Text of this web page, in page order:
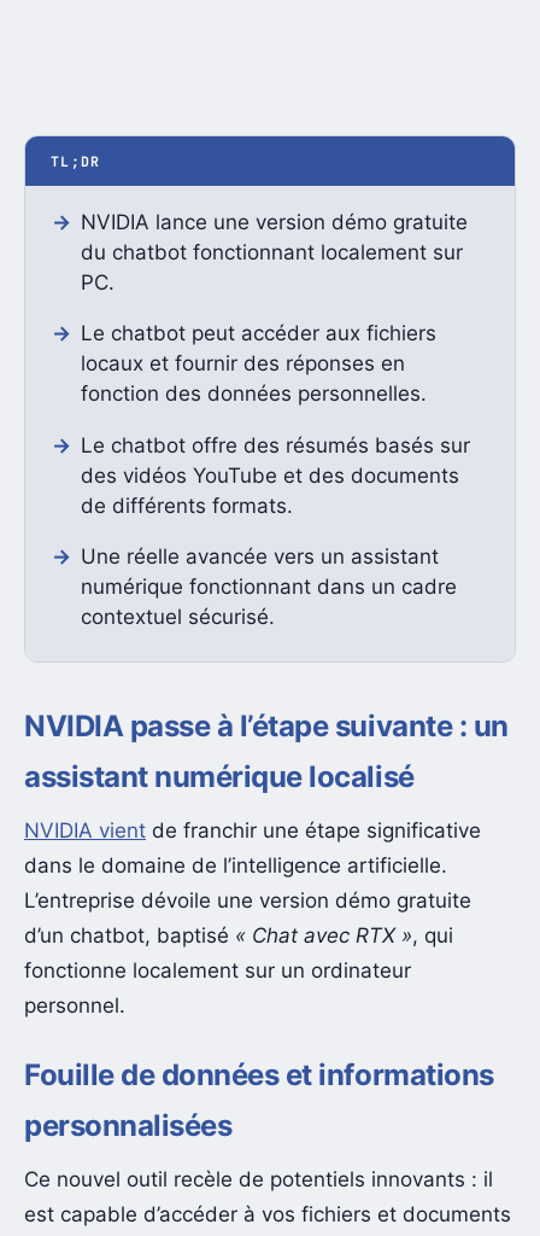
TL;DR
NVIDIA lance une version démo gratuite
du chatbot fonctionnant localement sur
PC.
Le chatbot peut accéder aux fichiers
locaux et fournir des réponses en
fonction des données personnelles.
Le chatbot offre des résumés basés sur
des vidéos YouTube et des documents
de différents formats.
Une réelle avancée vers un assistant
numérique fonctionnant dans un cadre
contextuel sécurisé.
NVIDIA passe à l’étape suivante : un
assistant numérique localisé
NVIDIA vient de franchir une étape significative
dans le domaine de l’intelligence artificielle.
L’entreprise dévoile une version démo gratuite
d’un chatbot, baptisé « Chat avec RTX », qui
fonctionne localement sur un ordinateur
personnel.
Fouille de données et informations
personnalisées
Ce nouvel outil recèle de potentiels innovants : il
est capable d’accéder à vos fichiers et documents